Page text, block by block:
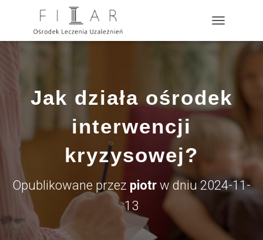
R
C
Z
N
C
Jak działa ośrodek
interwencji
kryzysowej?
Opublikowane przez piotr w dniu 2024-11-
13